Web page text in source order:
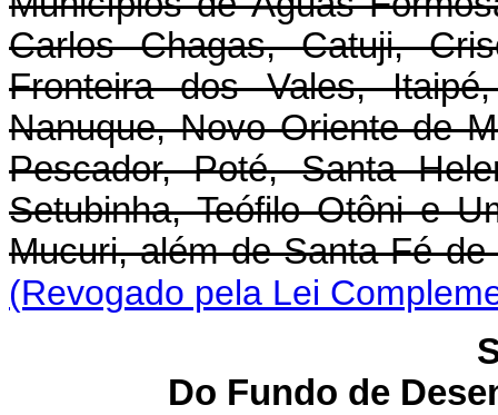
Carlos Chagas, Catuji,
Fronteira dos Vales,
Nanuque, Novo Oriente de
Pescador, Poté, Santa
Setubinha, Teófilo Otôni e
Mucuri, além de Santa Fé
(Revogado pela Lei
Do Fundo de